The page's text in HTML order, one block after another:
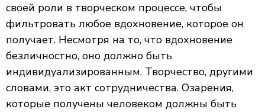
своей роли в творческом процессе, чтобы
фильтровать любое вдохновение, которое он
получает. Несмотря на то, что вдохновение
безличностно, оно должно быть
индивидуализированным. Творчество, другими
словами, это акт сотрудничества. Озарения,
которые получены человеком должны быть